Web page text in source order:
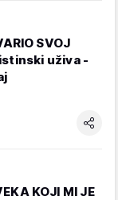
SVOJ
uživa -
KOJI MI JE